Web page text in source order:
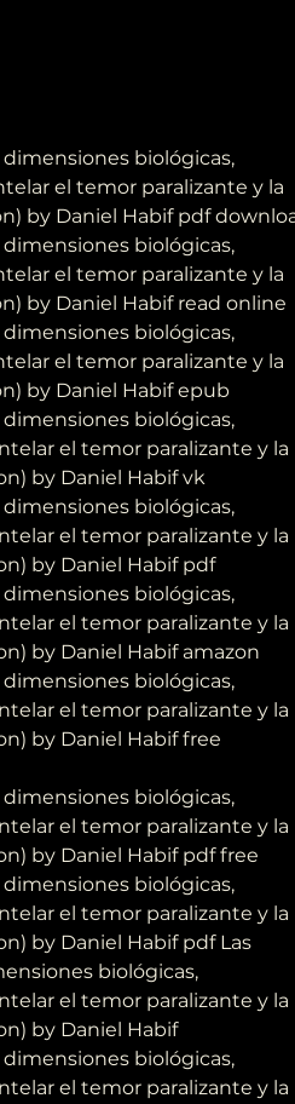
biológicas,
el temor paralizante y la
by Daniel Habif pdf
biológicas,
el temor paralizante y la
by Daniel Habif read online
biológicas,
el temor paralizante y la
by Daniel Habif epub
biológicas,
el temor paralizante y la
by Daniel Habif vk
biológicas,
el temor paralizante y la
by Daniel Habif pdf
biológicas,
el temor paralizante y la
by Daniel Habif amazon
biológicas,
el temor paralizante y la
by Daniel Habif free
biológicas,
el temor paralizante y la
by Daniel Habif pdf free
biológicas,
el temor paralizante y la
by Daniel Habif pdf Las
biológicas,
el temor paralizante y la
by Daniel Habif
biológicas,
el temor paralizante y la